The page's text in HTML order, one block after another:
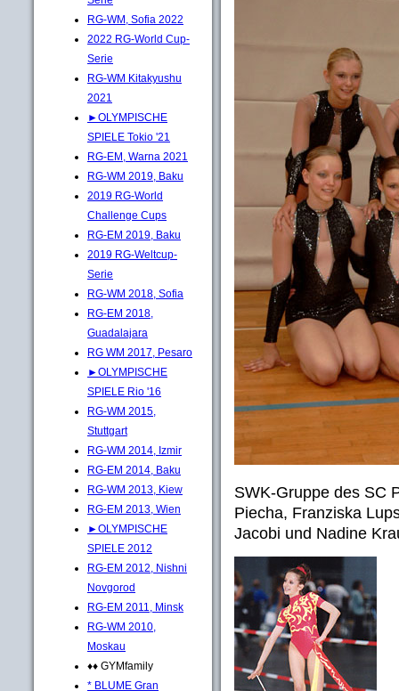
RG-WM, Sofia 2022
2022 RG-World Cup-
Serie
RG-WM Kitakyushu
2021
►OLYMPISCHE
SPIELE Tokio '21
RG-EM, Warna 2021
RG-WM 2019, Baku
2019 RG-World
Challenge Cups
RG-EM 2019, Baku
2019 RG-Weltcup-
Serie
RG-WM 2018, Sofia
RG-EM 2018,
Guadalajara
RG WM 2017, Pesaro
►OLYMPISCHE
SPIELE Rio '16
RG-WM 2015,
Stuttgart
RG-WM 2014, Izmir
RG-EM 2014, Baku
RG-WM 2013, Kiew
RG-EM 2013, Wien
►OLYMPISCHE
SPIELE 2012
RG-EM 2012, Nishni
Novgorod
RG-EM 2011, Minsk
RG-WM 2010,
Moskau
♦♦ GYMfamily
* BLUME Gran
SWK-Gruppe des SC
Piecha, Franziska
Jacobi und Nadine